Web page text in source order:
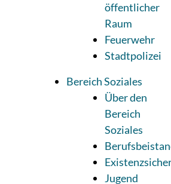
öffentlicher
Raum
Feuerwehr
Stadtpolizei
Bereich Soziales
Über den
Bereich
Soziales
Jugend